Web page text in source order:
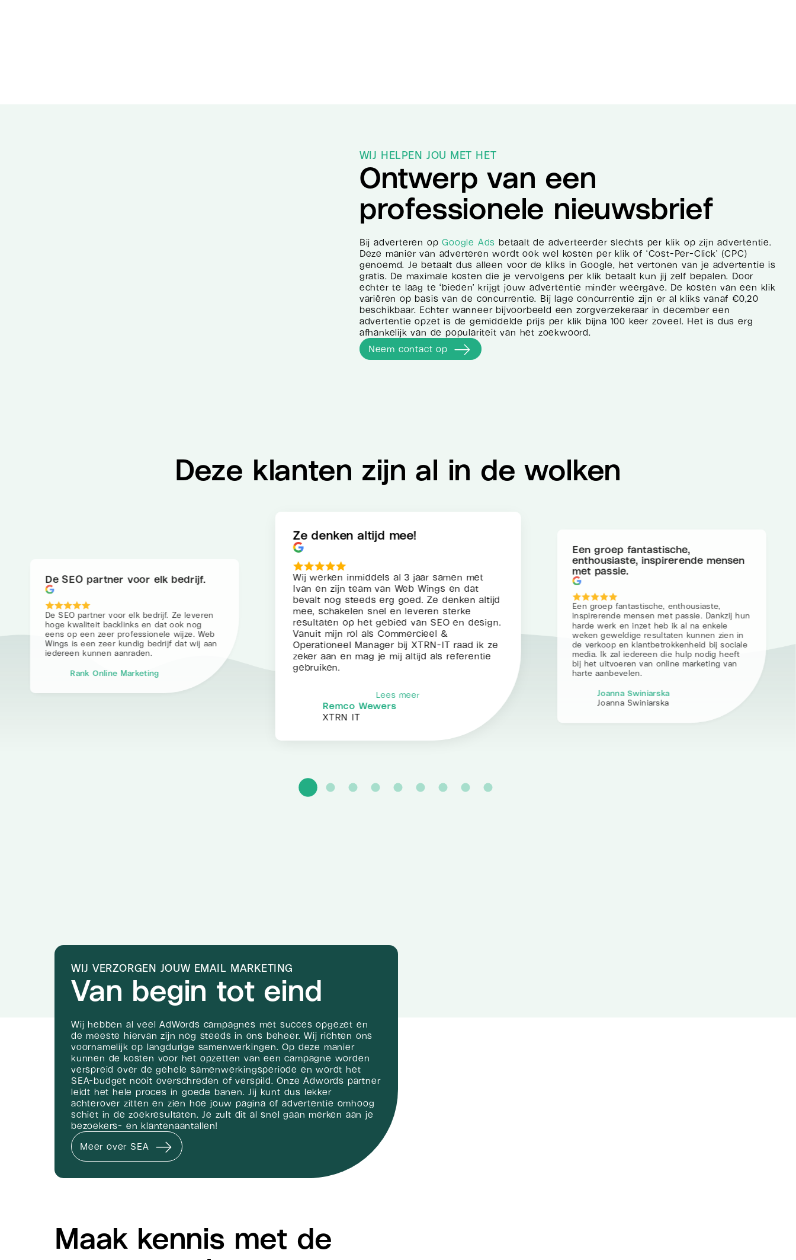
WIJ HELPEN JOU MET HET
Ontwerp van een
professionele nieuwsbrief
Bij adverteren opGoogle Ads betaalt de adverteerder slechts per klik op zijn advertentie.
Deze manier van adverteren wordt ook wel kosten per klik of ‘Cost-Per-Click’ (CPC)
genoemd. Je betaalt dus alleen voor de kliks in Google, het vertonen van je advertentie is
gratis. De maximale kosten die je vervolgens per klik betaalt kun jij zelf bepalen. Door
echter te laag te ‘bieden’ krijgt jouw advertentie minder weergave. De kosten van een klik
variëren op basis van de concurrentie. Bij lage concurrentie zijn er al kliks vanaf €0,20
beschikbaar. Echter wanneer bijvoorbeeld een zorgverzekeraar in december een
advertentie opzet is de gemiddelde prijs per klik bijna 100 keer zoveel. Het is dus erg
afhankelijk van de populariteit van het zoekwoord.
Neem contact op
Deze klanten zijn al in de wolken
De SEO partner voor elk bedrijf.
De SEO partner voor elk bedrijf. Ze leveren
hoge kwaliteit backlinks en dat ook nog
eens op een zeer professionele wijze. Web
Wings is een zeer kundig bedrijf dat wij aan
iedereen kunnen aanraden.
Rank Online Marketing
Ze denken altijd mee!
Wij werken inmiddels al 3 jaar samen met
Ivan en zijn team van Web Wings en dat
bevalt nog steeds erg goed. Ze denken altijd
mee, schakelen snel en leveren sterke
resultaten op het gebied van SEO en design.
Vanuit mijn rol als Commercieel &
Operationeel Manager bij XTRN-IT raad ik ze
zeker aan en mag je mij altijd als referentie
gebruiken.
Lees meer
Remco Wewers
XTRN IT
Een groep fantastische,
enthousiaste, inspirerende mensen
met passie.
Een groep fantastische, enthousiaste,
inspirerende mensen met passie. Dankzij hun
harde werk en inzet heb ik al na enkele
weken geweldige resultaten kunnen zien in
de verkoop en klantbetrokkenheid bij sociale
media. Ik zal iedereen die hulp nodig heeft
bij het uitvoeren van online marketing van
harte aanbevelen.
Joanna Swiniarska
Joanna Swiniarska
WIJ VERZORGEN JOUW EMAIL MARKETING
Van begin tot eind
Wij hebben al veel AdWords campagnes met succes opgezet en
de meeste hiervan zijn nog steeds in ons beheer. Wij richten ons
voornamelijk op langdurige samenwerkingen. Op deze manier
kunnen de kosten voor het opzetten van een campagne worden
verspreid over de gehele samenwerkingsperiode en wordt het
SEA-budget nooit overschreden of verspild. Onze Adwords partner
leidt het hele proces in goede banen. Jij kunt dus lekker
achterover zitten en zien hoe jouw pagina of advertentie omhoog
schiet in de zoekresultaten. Je zult dit al snel gaan merken aan je
bezoekers- en klantenaantallen!
Meer over SEA
Maak kennis met de